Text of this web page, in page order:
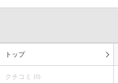
トップ
クチコミ (0)